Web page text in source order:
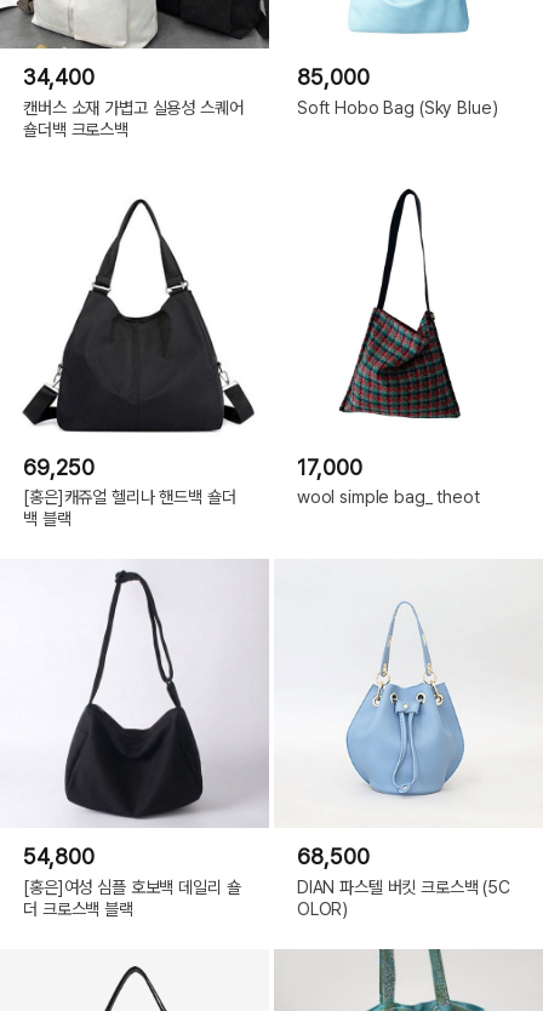
34,400
캔버스 소재 가볍고 실용성 스퀘어
숄더백 크로스백
85,000
Soft Hobo Bag (Sky Blue)
69,250
[홍은]캐쥬얼 헬리나 핸드백 숄더
백 블랙
17,000
wool simple bag_ theot
54,800
[홍은]여성 심플 호보백 데일리 숄
더 크로스백 블랙
68,500
DIAN 파스텔 버킷 크로스백 (5C
OLOR)